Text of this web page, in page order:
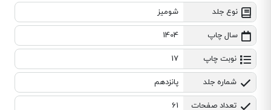
نوع جلد شومیز
سال چاپ 1404
نوبت چاپ 17
شماره جلد پانزدهم
تعداد صفحات 61